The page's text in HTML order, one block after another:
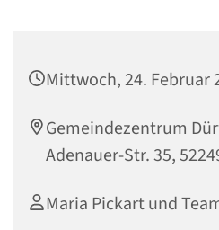
Mittwoch, 24. Februar
Gemeindezentrum
Adenauer-Str. 35,
Maria Pickart und